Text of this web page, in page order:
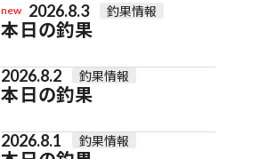
new 2026.8.3 釣果情報
本日の釣果
2026.8.2 釣果情報
本日の釣果
2026.8.1 釣果情報